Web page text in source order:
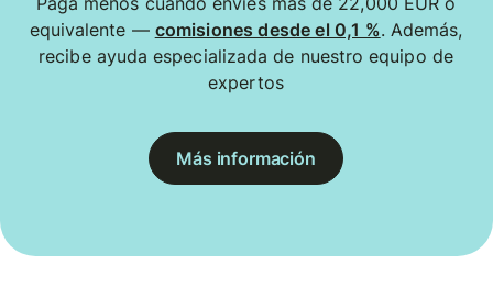
equivalente — comisiones desde el 0,1 %. Además,
recibe ayuda especializada de nuestro equipo de
expertos
Más información